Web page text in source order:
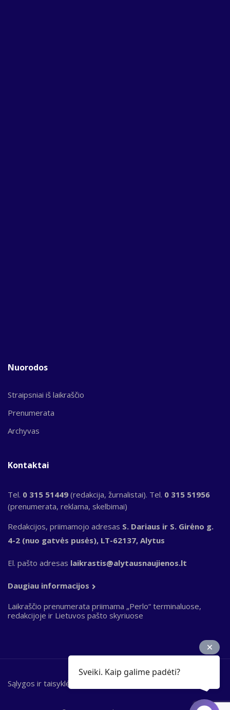
Nuorodos
Straipsniai iš laikraščio
Prenumerata
Archyvas
Kontaktai
Tel. 0 315 51449 (redakcija, žurnalistai). Tel. 0 315 51956
(prenumerata, reklama, skelbimai)
Redakcijos, priimamojo adresas S. Dariaus ir S. Girėno g.
4-2 (nuo gatvės pusės), LT-62137, Alytus
El. pašto adresas laikrastis@alytausnaujienos.lt
Daugiau informacijos
Laikraščio prenumerata priimama „Perlo“ terminaluose,
redakcijoje ir Lietuvos pašto skyriuose
Bottom
Sąlygos ir taisyklės
Sveiki. Kaip galime padėti?